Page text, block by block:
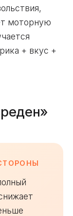
моторную
+ вкус +